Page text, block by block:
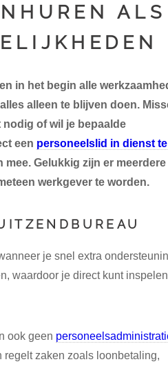
ALS
in het begin alle
alleen te blijven doen.
of wil je bepaalde
een personeelslid in dienst
Gelukkig zijn er meerdere
werkgever te worden.
je snel extra
waardoor je direct kunt
ook geen
zaken zoals loonbetaling,